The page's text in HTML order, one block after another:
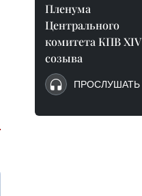
Пленума
Центрального
комитета КПВ XIV
созыва
ПРОСЛУШАТЬ